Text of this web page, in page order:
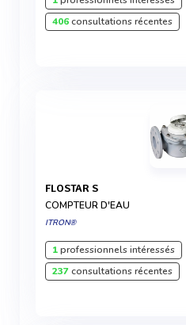
406consultations récentes
FLOSTAR S
COMPTEUR D'EAU
ITRON®
1professionnels intéressés
237consultations récentes